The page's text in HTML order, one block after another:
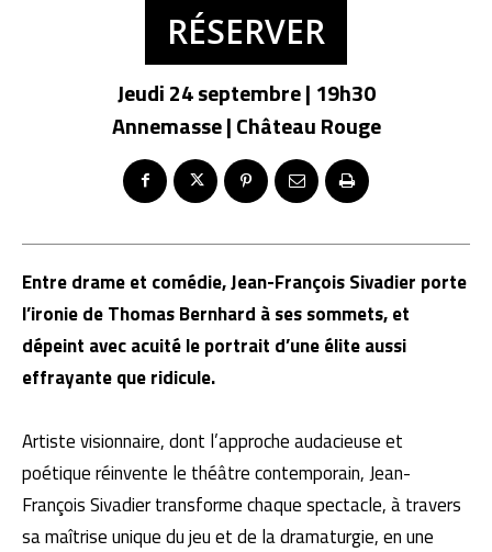
RÉSERVER
Jeudi 24 septembre | 19h30
Annemasse | Château Rouge
Entre drame et comédie, Jean-François Sivadier porte
l’ironie de Thomas Bernhard à ses sommets, et
dépeint avec acuité le portrait d’une élite aussi
effrayante que ridicule.
Artiste visionnaire, dont l’approche audacieuse et
poétique réinvente le théâtre contemporain, Jean-
François Sivadier transforme chaque spectacle, à travers
sa maîtrise unique du jeu et de la dramaturgie, en une